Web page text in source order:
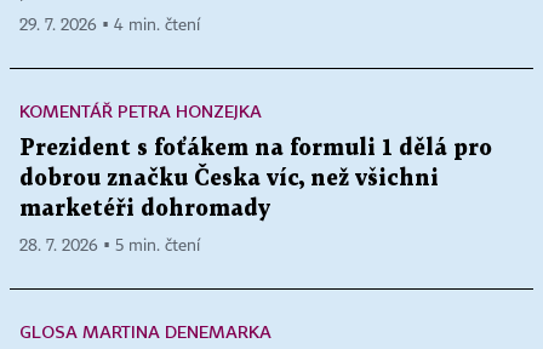
29. 7. 2026 ▪ 4 min. čtení
KOMENTÁŘ PETRA HONZEJKA
Prezident s foťákem na formuli 1 dělá pro
dobrou značku Česka víc, než všichni
marketéři dohromady
28. 7. 2026 ▪ 5 min. čtení
GLOSA MARTINA DENEMARKA